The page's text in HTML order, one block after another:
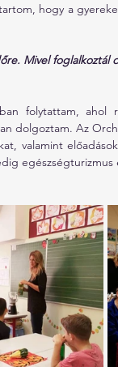
hogy a
Mivel foglalkoztál
folytattam,
dolgoztam. Az
valamint